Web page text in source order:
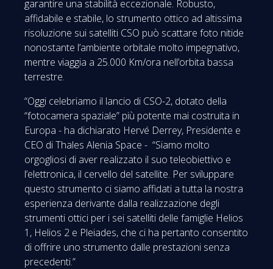
garantire una stabilità eccezionale. Robusto,
affidabile e stabile, lo strumento ottico ad altissima
risoluzione sui satelliti CSO può scattare foto nitide
nonostante l’ambiente orbitale molto impegnativo,
mentre viaggia a 25.000 Km/ora nell’orbita bassa
terrestre.
“Oggi celebriamo il lancio di CSO-2, dotato della
“fotocamera spaziale” più potente mai costruita in
Europa - ha dichiarato Hervé Derrey, Presidente e
CEO di Thales Alenia Space - “Siamo molto
orgogliosi di aver realizzato il suo teleobiettivo e
l’elettronica, il cervello del satellite. Per sviluppare
questo strumento ci siamo affidati a tutta la nostra
esperienza derivante dalla realizzazione degli
strumenti ottici per i sei satelliti delle famiglie Helios
1, Helios 2 e Pleiades, che ci ha pertanto consentito
di offrire uno strumento dalle prestazioni senza
precedenti.”